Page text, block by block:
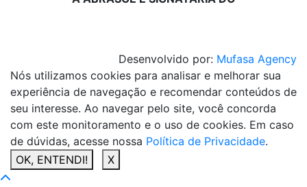
Desenvolvido por: Mufasa Agency
Nós utilizamos cookies para analisar e melhorar sua
experiência de navegação e recomendar conteúdos de
seu interesse. Ao navegar pelo site, você concorda
com este monitoramento e o uso de cookies. Em caso
de dúvidas, acesse nossa Política de Privacidade.
OK, ENTENDI!
X